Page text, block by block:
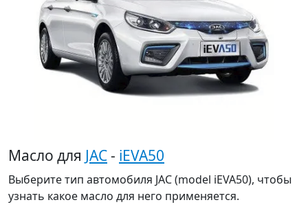
Масло для JAC- iEVA50
Выберите тип автомобиля JAC (model iEVA50), чтобы
узнать какое масло для него применяется.